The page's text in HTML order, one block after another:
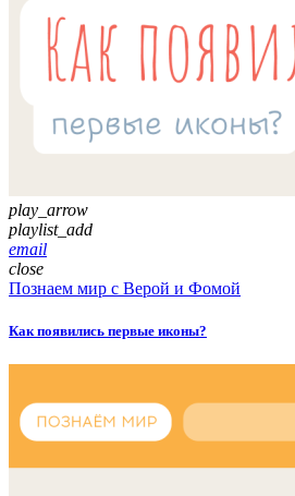
play_arrow
playlist_add
email
close
Познаем мир с Верой и Фомой
Как появились первые иконы?